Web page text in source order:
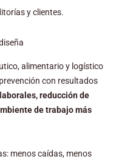
y clientes.
alimentario y logístico
con resultados
reducción de
de trabajo más
menos caídas, menos